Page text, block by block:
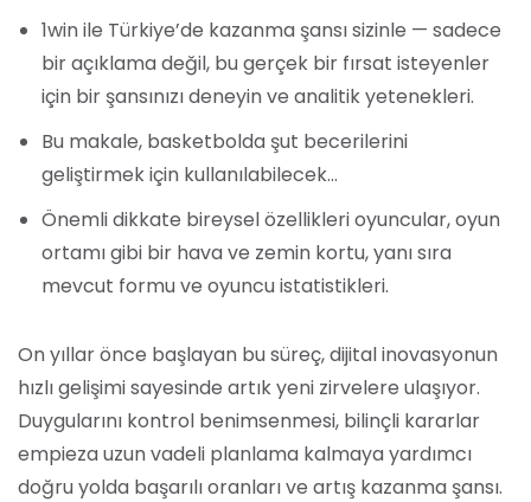
1win ile Türkiye’de kazanma şansı sizinle — sadece
bir açıklama değil, bu gerçek bir fırsat isteyenler
için bir şansınızı deneyin ve analitik yetenekleri.
Bu makale, basketbolda şut becerilerini
geliştirmek için kullanılabilecek…
Önemli dikkate bireysel özellikleri oyuncular, oyun
ortamı gibi bir hava ve zemin kortu, yanı sıra
mevcut formu ve oyuncu istatistikleri.
On yıllar önce başlayan bu süreç, dijital inovasyonun
hızlı gelişimi sayesinde artık yeni zirvelere ulaşıyor.
Duygularını kontrol benimsenmesi, bilinçli kararlar
empieza uzun vadeli planlama kalmaya yardımcı
doğru yolda başarılı oranları ve artış kazanma şansı.